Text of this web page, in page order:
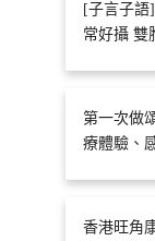
[子言子語
常好攝 雙
第一次做
療體驗、
香港旺角